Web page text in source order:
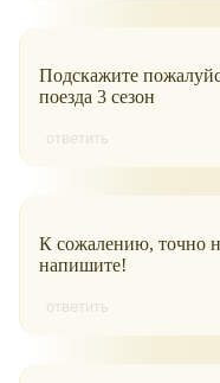
Подскажите
поезда 3 сезон
ответить
К сожалению, точно
напишите!
ответить